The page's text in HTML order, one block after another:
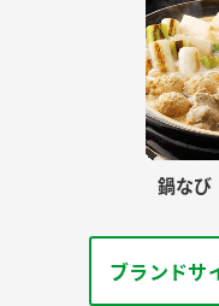
鍋なび
ブランドサ